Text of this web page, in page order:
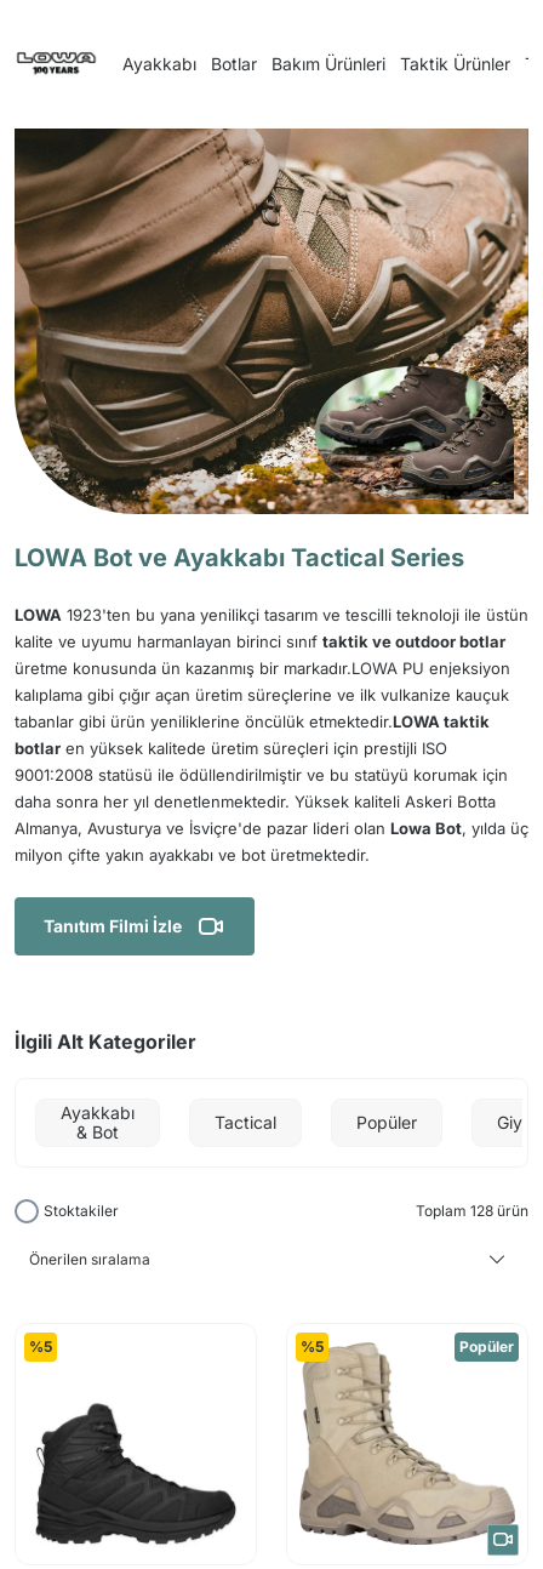
Ayakkabı Botlar Bakım Ürünleri Taktik Ürünler
LOWA Bot ve Ayakkabı Tactical Series
LOWA 1923'ten bu yana yenilikçi tasarım ve tescilli teknoloji ile üstün
kalite ve uyumu harmanlayan birinci sınıf taktik ve outdoor botlar
üretme konusunda ün kazanmış bir markadır.LOWA PU enjeksiyon
kalıplama gibi çığır açan üretim süreçlerine ve ilk vulkanize kauçuk
tabanlar gibi ürün yeniliklerine öncülük etmektedir.LOWA taktik
botlar en yüksek kalitede üretim süreçleri için prestijli ISO
9001:2008 statüsü ile ödüllendirilmiştir ve bu statüyü korumak için
daha sonra her yıl denetlenmektedir. Yüksek kaliteli Askeri Botta
Almanya, Avusturya ve İsviçre'de pazar lideri olan Lowa Bot, yılda üç
milyon çifte yakın ayakkabı ve bot üretmektedir.
Tanıtım Filmi İzle
İlgili Alt Kategoriler
Ayakkabı
& Bot
Tactical Popüler Giyim
Stoktakiler Toplam 128 ürün
%5 %5 Popüler